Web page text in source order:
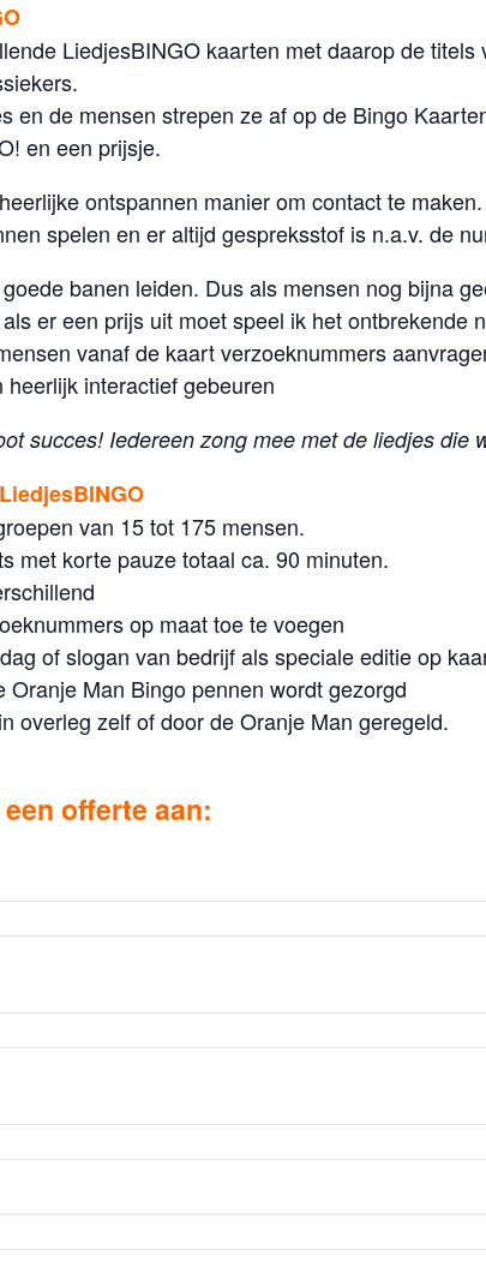
LiedjesBINGO kaarten met daarop de titels
en de mensen strepen ze af op de Bingo
en een prijsje.
ontspannen manier om contact te
spelen en er altijd gespreksstof is n.a.v. de
banen leiden. Dus als mensen nog bijna
er een prijs uit moet speel ik het ontbrekende
vanaf de kaart verzoeknummers
interactief gebeuren
succes! Iedereen zong mee met de liedjes die
van 15 tot 175 mensen.
met korte pauze totaal ca. 90 minuten.
op maat toe te voegen
of slogan van bedrijf als speciale editie op
Oranje Man Bingo pennen wordt gezorgd
overleg zelf of door de Oranje Man geregeld.
offerte aan: